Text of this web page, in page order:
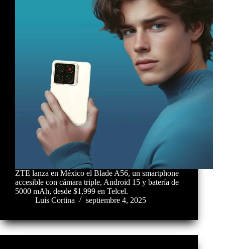
ZTE lanza en México el Blade A56, un smartphone
accesible con cámara triple, Android 15 y batería de
5000 mAh, desde $1,999 en Telcel.
Luis Cortina
septiembre 4, 2025